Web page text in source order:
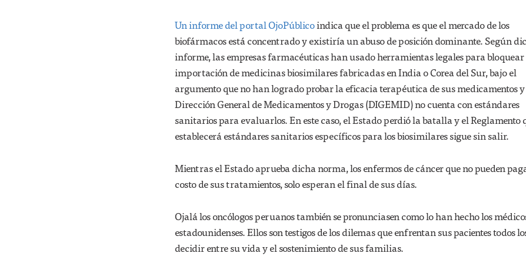
Un informe del portal OjoPúblicoindica que el problema es que el mercado de los
biofármacos está concentrado y existiría un abuso de posición dominante. Según
informe, las empresas farmacéuticas han usado herramientas legales para
importación de medicinas biosimilares fabricadas en India o Corea del Sur, bajo el
argumento que no han logrado probar la eficacia terapéutica de sus medicamentos
Dirección General de Medicamentos y Drogas (DIGEMID) no cuenta con estándares
sanitarios para evaluarlos. En este caso, el Estado perdió la batalla y el Reglamento
establecerá estándares sanitarios específicos para los biosimilares sigue sin salir.
Mientras el Estado aprueba dicha norma, los enfermos de cáncer que no pueden
costo de sus tratamientos, solo esperan el final de sus días.
Ojalá los oncólogos peruanos también se pronunciasen como lo han hecho los
estadounidenses. Ellos son testigos de los dilemas que enfrentan sus pacientes todos
decidir entre su vida y el sostenimiento de sus familias.